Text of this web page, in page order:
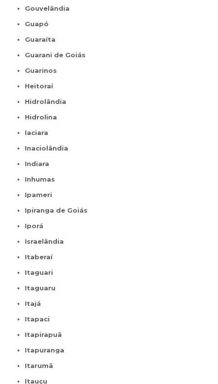
Gouvelândia
Guapó
Guaraíta
Guarani de Goiás
Guarinos
Heitoraí
Hidrolândia
Hidrolina
Iaciara
Inaciolândia
Indiara
Inhumas
Ipameri
Ipiranga de Goiás
Iporá
Israelândia
Itaberaí
Itaguari
Itaguaru
Itajá
Itapaci
Itapirapuã
Itapuranga
Itarumã
Itauçu